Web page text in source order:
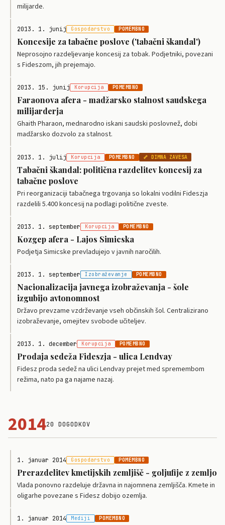
milijarde.
2013. 1. junij Gospodarstvo POMEMBNO
Koncesije za tabačne poslove ('tabačni škandal')
Neprosojno razdeljevanje koncesij za tobak. Podjetniki, povezani
s Fideszom, jih prejemajo.
2013. 15. junij Korupcija POMEMBNO
Faraonova afera - madžarsko stalnost saudskega
milijarderja
Ghaith Pharaon, mednarodno iskani saudski poslovnež, dobi
madžarsko dozvolo za stalnost.
2013. 1. julij Korupcija POMEMBNO 🦴 DIMNA ZAVESA
Tabačni škandal: politična razdelitev koncesij za
tabačne poslove
Pri reorganizaciji tabačnega trgovanja so lokalni vodilni Fideszja
razdelili 5.400 koncesij na podlagi politične zveste.
2013. 1. september Korupcija POMEMBNO
Kozgep afera - Lajos Simicska
Podjetja Simicske prevladujejo v javnih naročilih.
2013. 1. september Izobraževanje POMEMBNO
Nacionalizacija javnega izobraževanja - šole
izgubijo avtonomnost
Državo prevzame vzdrževanje vseh občinskih šol. Centralizirano
izobraževanje, omejitev svobode učiteljev.
2013. 1. december Korupcija POMEMBNO
Prodaja sedeža Fideszja - ulica Lendvay
Fidesz proda sedež na ulici Lendvay prejet med spremembom
režima, nato pa ga najame nazaj.
201420 DOGODKOV
1. januar 2014 Gospodarstvo POMEMBNO
Prerazdelitev kmetijskih zemljišč - goljufije z zemljo
Vlada ponovno razdeluje državna in najomnena zemljišča. Kmete in
oligarhe povezane s Fidesz dobijo ozemlja.
1. januar 2014 Mediji POMEMBNO